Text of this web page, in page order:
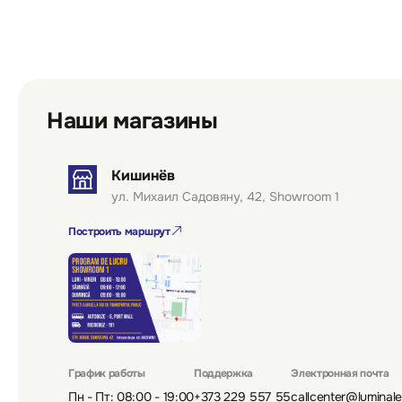
Наши магазины
Кишинёв
ул. Михаил Садовяну, 42, Showroom 1
Построить маршрут
График работы
Пн - Пт: 08:00 - 19:00
Поддержка
+373 229 557 55
Электронная почта